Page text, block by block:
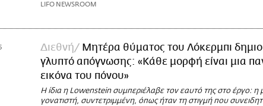
LIFO NEWSROOM
Διεθνή
Μητέρα θύματος του Λόκερμπι
γλυπτό απόγνωσης: «Κάθε μορφή είναι μια
εικόνα του πόνου»
Η ίδια η Lowenstein συμπεριέλαβε τον εαυτό της στο έργο: η
γονατιστή, συντετριμμένη, όπως ήταν τη στιγμή που